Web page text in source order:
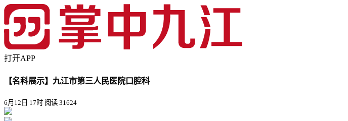
打开APP
【名科展示】九江市第三人民医院口腔科
6月12日 17时 阅读 31624